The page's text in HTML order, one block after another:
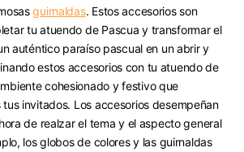
guirnaldas. Estos accesorios son
tu atuendo de Pascua y transformar el
auténtico paraíso pascual en un abrir y
estos accesorios con tu atuendo de
cohesionado y festivo que
invitados. Los accesorios desempeñan
de realzar el tema y el aspecto general
los globos de colores y las guirnaldas